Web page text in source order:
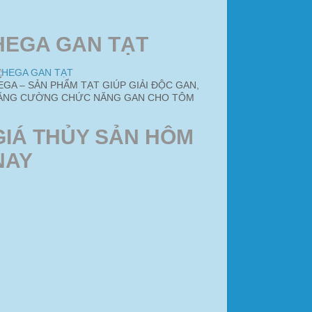
GAN TẠT
– SẢN PHẨM TẠT GIÚP GIẢI ĐỘC GAN,
CƯỜNG CHỨC NĂNG GAN CHO TÔM
THỦY SẢN HÔM